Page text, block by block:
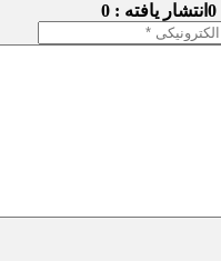
انتشار یافته : 0